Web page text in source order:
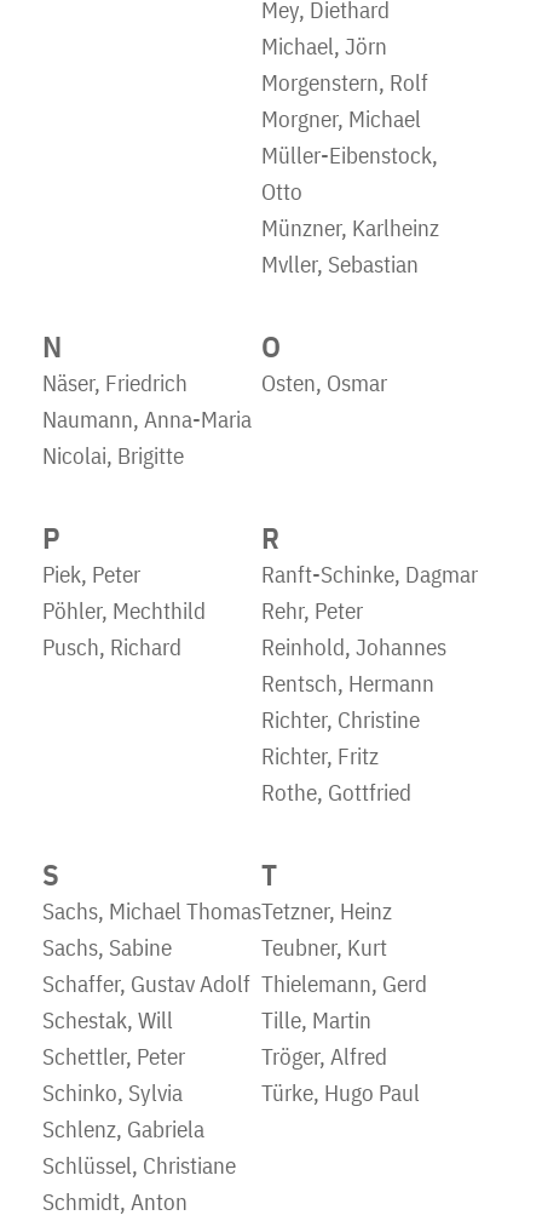
Mey, Diethard
Michael, Jörn
Morgenstern, Rolf
Morgner, Michael
Müller-Eibenstock,
Otto
Münzner, Karlheinz
Mvller, Sebastian
N
Näser, Friedrich
Naumann, Anna-Maria
Nicolai, Brigitte
O
Osten, Osmar
P
Piek, Peter
Pöhler, Mechthild
Pusch, Richard
R
Ranft-Schinke, Dagmar
Rehr, Peter
Reinhold, Johannes
Rentsch, Hermann
Richter, Christine
Richter, Fritz
Rothe, Gottfried
S
Sachs, Michael Thomas
Sachs, Sabine
Schaffer, Gustav Adolf
Schestak, Will
Schettler, Peter
Schinko, Sylvia
Schlenz, Gabriela
Schlüssel, Christiane
Schmidt, Anton
T
Tetzner, Heinz
Teubner, Kurt
Thielemann, Gerd
Tille, Martin
Tröger, Alfred
Türke, Hugo Paul